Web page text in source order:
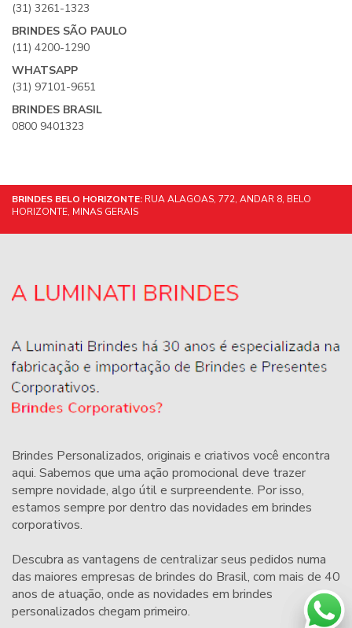
(31) 3261-1323
BRINDES SÃO PAULO
(11) 4200-1290
WHATSAPP
(31) 97101-9651
BRINDES BRASIL
0800 9401323
BRINDES BELO HORIZONTE: RUA ALAGOAS, 772, ANDAR 8, BELO
HORIZONTE, MINAS GERAIS
Brindes Personalizados, originais e criativos você encontra
aqui. Sabemos que uma ação promocional deve trazer
sempre novidade, algo útil e surpreendente. Por isso,
estamos sempre por dentro das novidades em brindes
corporativos.
Descubra as vantagens de centralizar seus pedidos numa
das maiores empresas de brindes do Brasil, com mais de 40
anos de atuação, onde as novidades em brindes
personalizados chegam primeiro.